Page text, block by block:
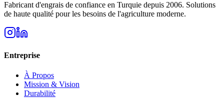
Fabricant d'engrais de confiance en Turquie depuis 2006. Solutions
de haute qualité pour les besoins de l'agriculture moderne.
Entreprise
À Propos
Mission & Vision
Durabilité